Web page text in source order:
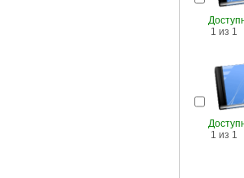
1 из 1
1 из 1